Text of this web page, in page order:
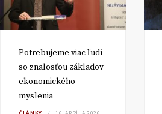
Potrebujeme viac ľudí
so znalosťou základov
ekonomického
myslenia